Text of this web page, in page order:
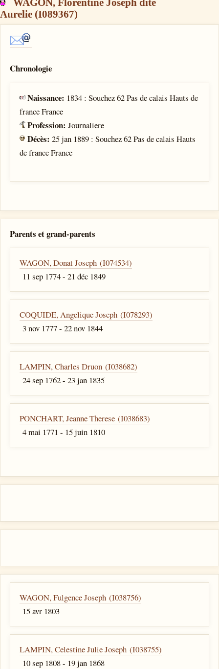
Aurelie (I089367)
Chronologie
Naissance: 1834 : Souchez 62 Pas de calais Hauts de
france France
Profession:Journaliere
Décès:25 jan 1889 : Souchez 62 Pas de calais Hauts
de france France
Parents et grand-parents
WAGON, Donat Joseph (I074534)
11 sep 1774 - 21 déc 1849
COQUIDE, Angelique Joseph (I078293)
3 nov 1777 - 22 nov 1844
LAMPIN, Charles Druon (I038682)
24 sep 1762 - 23 jan 1835
PONCHART, Jeanne Therese (I038683)
4 mai 1771 - 15 juin 1810
WAGON, Fulgence Joseph (I038756)
15 avr 1803
LAMPIN, Celestine Julie Joseph (I038755)
10 sep 1808 - 19 jan 1868